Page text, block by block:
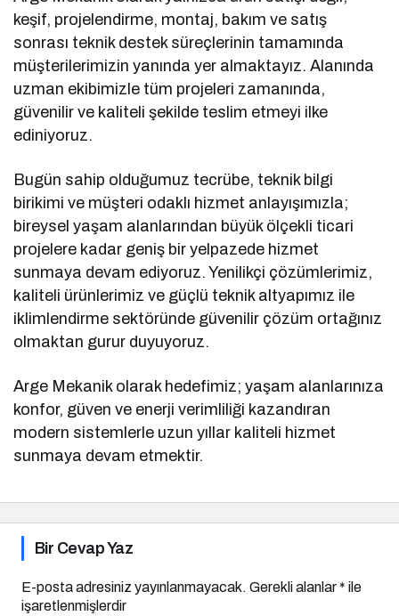
keşif, projelendirme, montaj, bakım ve satış
sonrası teknik destek süreçlerinin tamamında
müşterilerimizin yanında yer almaktayız. Alanında
uzman ekibimizle tüm projeleri zamanında,
güvenilir ve kaliteli şekilde teslim etmeyi ilke
ediniyoruz.
Bugün sahip olduğumuz tecrübe, teknik bilgi
birikimi ve müşteri odaklı hizmet anlayışımızla;
bireysel yaşam alanlarından büyük ölçekli ticari
projelere kadar geniş bir yelpazede hizmet
sunmaya devam ediyoruz. Yenilikçi çözümlerimiz,
kaliteli ürünlerimiz ve güçlü teknik altyapımız ile
iklimlendirme sektöründe güvenilir çözüm ortağınız
olmaktan gurur duyuyoruz.
Arge Mekanik olarak hedefimiz; yaşam alanlarınıza
konfor, güven ve enerji verimliliği kazandıran
modern sistemlerle uzun yıllar kaliteli hizmet
sunmaya devam etmektir.
Bir Cevap Yaz
E-posta adresiniz yayınlanmayacak. Gerekli alanlar* ile
işaretlenmişlerdir